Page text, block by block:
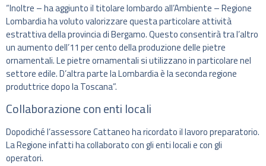
“Inoltre – ha aggiunto il titolare lombardo all’Ambiente – Regione
Lombardia ha voluto valorizzare questa particolare attività
estrattiva della provincia di Bergamo. Questo consentirà tra l’altro
un aumento dell’11 per cento della produzione delle pietre
ornamentali. Le pietre ornamentali si utilizzano in particolare nel
settore edile. D’altra parte la Lombardia è la seconda regione
produttrice dopo la Toscana”.
Collaborazione con enti locali
Dopodiché l’assessore Cattaneo ha ricordato il lavoro preparatorio.
La Regione infatti ha collaborato con gli enti locali e con gli
operatori.